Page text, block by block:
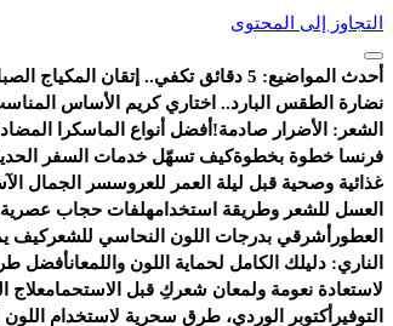
التجاوز إلى المحتوى
أحدث المواضيع: 5 دقائق تكفي.. إتقان المكياج الصباحي لإطلالة مشرقة
نضارة الطقس البارد.. اختاري كريم الأساس
الشعر: الأضرار صادمة! أفضل أنواع الماسكرا
فرنسا خطوة بخطوةكيف تسهّل خدمات السفر
غذائية وصحية قبل ليلة العمر للعروسسر الجمال
العسل للشعر وطريقة استخدامهلفات حجاب عصرية
العطور أشرقي بدرجات اللون النحاسي للشعركيف
الناري: دليلك الكامل لحماية اللون واللمعانأفضل
لاستعادة نعومة ولمعان شعركِ قبل الاستحمامعلاج
التوفير أكتوبر الوردي، طرق سحرية لاستخدام اللون